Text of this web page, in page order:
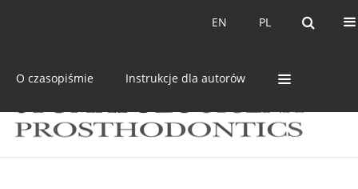
PL
EN PL
EN
O czasopiśmie Instrukcje dla autorów